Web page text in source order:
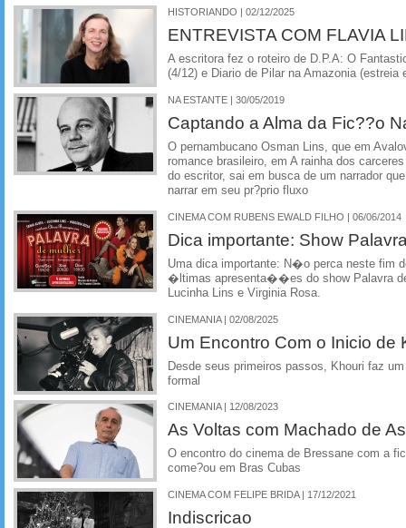
HISTORIANDO | 02/12/2025
ENTREVISTA COM FLAVIA
A escritora fez o roteiro de D.P.A: O
(4/12) e Diario de Pilar na Amazonia (estreia
NA ESTANTE | 30/05/2019
Captando a Alma da Fic??o
O pernambucano Osman Lins, que em
romance brasileiro, em A rainha dos
do escritor, sai em busca de um narrador
narrar em seu pr?prio fluxo
CINEMA COM RUBENS EWALD FILHO | 06/06/2014
Dica importante: Show
Uma dica importante: N�o perca neste fim
�ltimas apresenta��es do show Palavra
Lucinha Lins e Virginia Rosa.
CINEMANIA | 02/08/2025
Um Encontro Com o Inicio de
Desde seus primeiros passos, Khouri faz
formal
CINEMANIA | 12/08/2023
As Voltas com Machado de
O encontro do cinema de Bressane com a
come?ou em Bras Cubas
CINEMA COM FELIPE BRIDA | 17/12/2021
Indiscricao